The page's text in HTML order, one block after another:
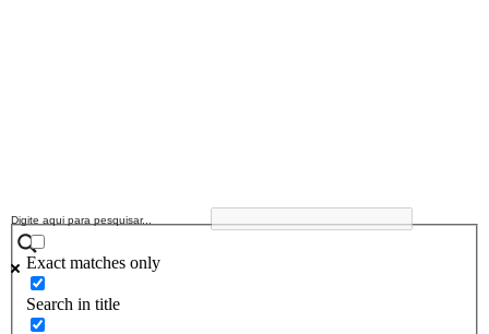
Exact matches only
Search in title